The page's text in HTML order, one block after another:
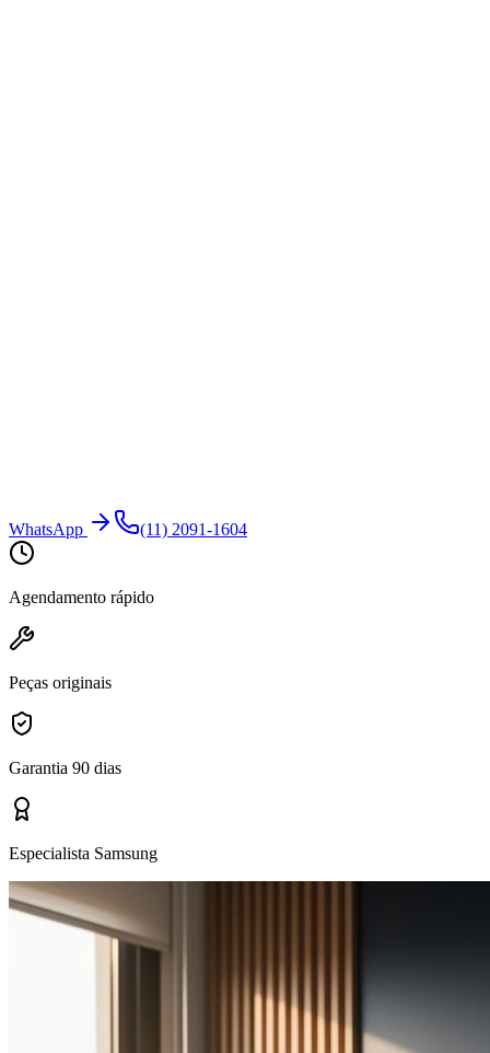
WhatsApp (11) 2091-1604
Agendamento rápido
Peças originais
Garantia 90 dias
Especialista Samsung